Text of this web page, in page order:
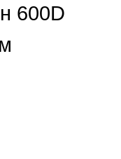
600D